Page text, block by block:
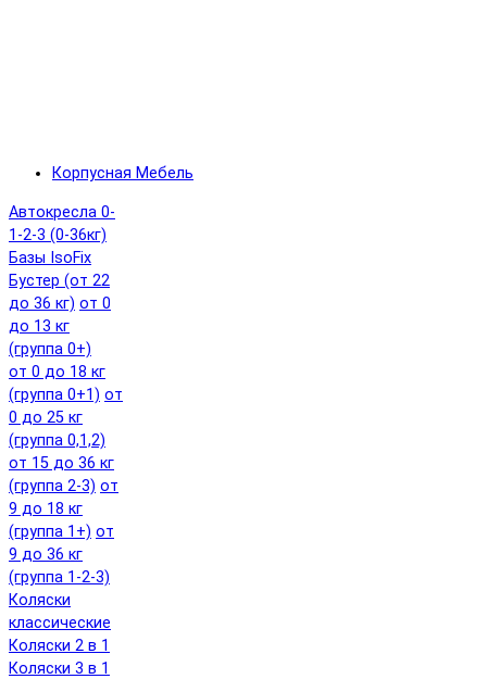
Корпусная Мебель
Автокресла 0-
1-2-3 (0-36кг)
Базы IsoFix
Бустер (от 22
до 36 кг) от 0
до 13 кг
(группа 0+)
от 0 до 18 кг
(группа 0+1) от
0 до 25 кг
(группа 0,1,2)
от 15 до 36 кг
(группа 2-3) от
9 до 18 кг
(группа 1+) от
9 до 36 кг
(группа 1-2-3)
Коляски
классические
Коляски 2 в 1
Коляски 3 в 1